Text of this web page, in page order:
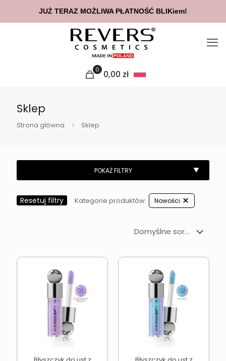
0 0,00 zł
Sklep
Strona główna Sklep
Resetuj filtry Kategorie produktów: Nowości
JUŻ TERAZ MOŻLIWA PŁATNOŚĆ BLIKiem!